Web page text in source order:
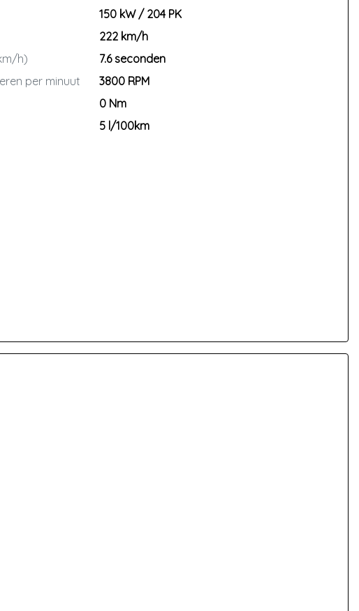
150 kW / 204 PK
222 km/h
h)
7.6 seconden
per minuut
3800 RPM
0 Nm
5 l/100km